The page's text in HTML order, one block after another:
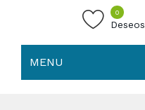
0
Deseos
MENU